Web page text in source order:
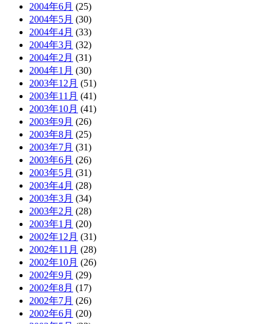
2004年6月 (25)
2004年5月 (30)
2004年4月 (33)
2004年3月 (32)
2004年2月 (31)
2004年1月 (30)
2003年12月 (51)
2003年11月 (41)
2003年10月 (41)
2003年9月 (26)
2003年8月 (25)
2003年7月 (31)
2003年6月 (26)
2003年5月 (31)
2003年4月 (28)
2003年3月 (34)
2003年2月 (28)
2003年1月 (20)
2002年12月 (31)
2002年11月 (28)
2002年10月 (26)
2002年9月 (29)
2002年8月 (17)
2002年7月 (26)
2002年6月 (20)